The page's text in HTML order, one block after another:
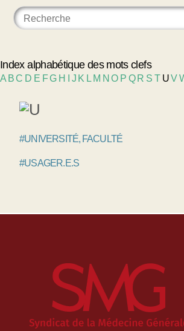
Index alphabétique des mots clefs
A BC D E FG H J K L M NO P Q R S T UV
#UNIVERSITÉ, FACULTÉ
#USAGER.E.S